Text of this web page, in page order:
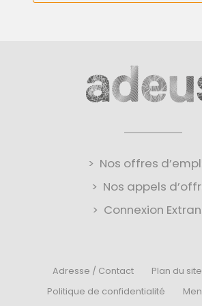
Nos offres
Nos appels
Connexion
Adresse / Contact Plan du site
Politique de confidentialité